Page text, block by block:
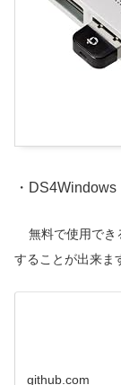
・DS4Windows
無料で使用でき
することが出来ま
github.com